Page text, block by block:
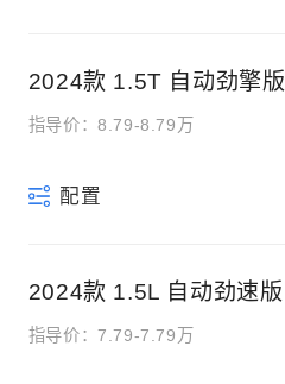
2024款 1.5T 自动劲擎版
指导价：8.79-8.79万
配置
2024款 1.5L 自动劲速版
指导价：7.79-7.79万